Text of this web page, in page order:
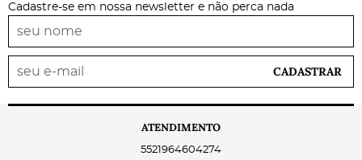
Cadastre-se em nossa newsletter e não perca nada
CADASTRAR
ATENDIMENTO
5521964604274